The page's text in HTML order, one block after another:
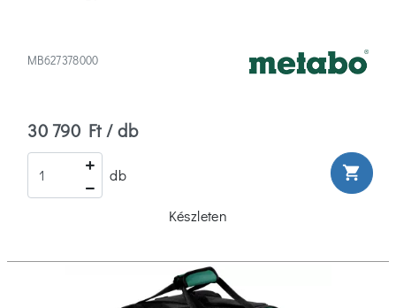
MB627378000
30 790 Ft / db
db shopping_cart
Készleten